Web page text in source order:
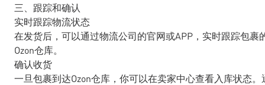
三、跟踪和确认
实时跟踪物流状态
在发货后，可以通过物流公司的官网或APP，实时跟踪包
Ozon仓库。
确认收货
一旦包裹到达Ozon仓库，你可以在卖家中心查看入库状态